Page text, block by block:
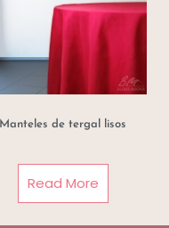
Manteles de tergal lisos
Read More